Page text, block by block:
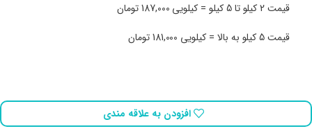
قیمت 2 کیلو تا 5 کیلو = کیلویی 187,000 تومان
قیمت 5 کیلو به بالا = کیلویی 181,000 تومان
افزودن به علاقه مندی